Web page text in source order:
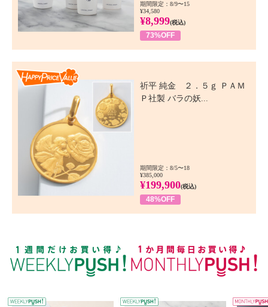
期間限定：8/9〜15
¥34,580
¥8,999(税込)
73%OFF
祈平 純金 ２．５ｇ ＰＡＭ
Ｐ社製 バラの妖...
期間限定：8/5〜18
¥385,000
¥199,900(税込)
48%OFF
WEEKLY PUSH